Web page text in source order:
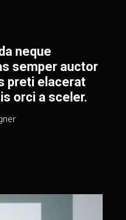
neque
semper auctor
preti elacerat
orci a sceler.